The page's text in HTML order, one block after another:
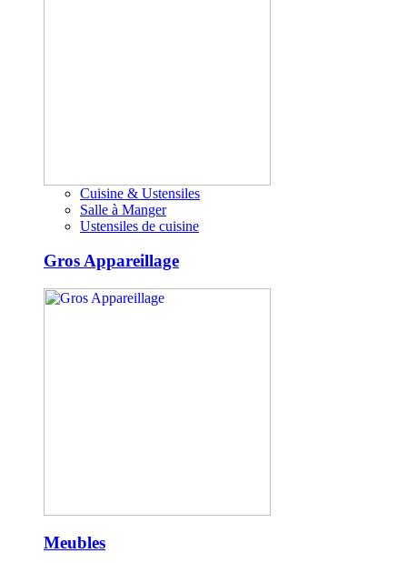
Cuisine & Ustensiles
Salle à Manger
Ustensiles de cuisine
Gros Appareillage
Meubles